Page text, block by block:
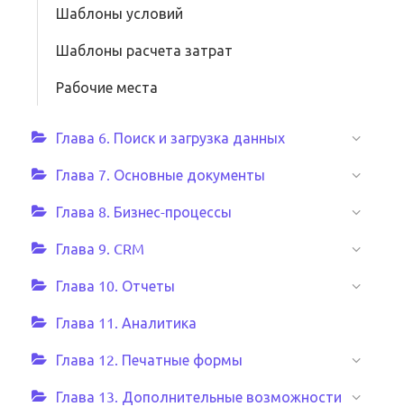
Шаблоны условий
Шаблоны расчета затрат
Рабочие места
Глава 6. Поиск и загрузка данных
Глава 7. Основные документы
Глава 8. Бизнес-процессы
Глава 9. CRM
Глава 10. Отчеты
Глава 11. Аналитика
Глава 12. Печатные формы
Глава 13. Дополнительные возможности